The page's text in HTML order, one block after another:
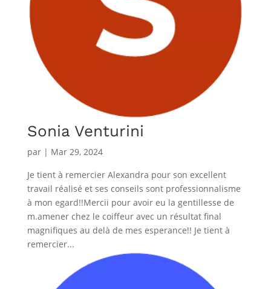
Sonia Venturini
par | Mar 29, 2024
Je tient à remercier Alexandra pour son excellent
travail réalisé et ses conseils sont professionnalisme
à mon egard!!Mercii pour avoir eu la gentillesse de
m.amener chez le coiffeur avec un résultat final
magnifiques au delà de mes esperance!! Je tient à
remercier...